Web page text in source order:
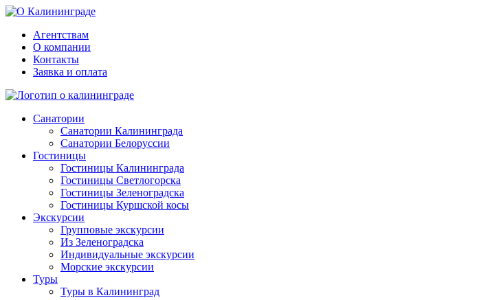
Агентствам
О компании
Контакты
Заявка и оплата
Санатории
Санатории Калининграда
Санатории Белоруссии
Гостиницы
Гостиницы Калининграда
Гостиницы Светлогорска
Гостиницы Зеленоградска
Гостиницы Куршской косы
Экскурсии
Групповые экскурсии
Из Зеленоградска
Индивидуальные экскурсии
Морские экскурсии
Туры
Туры в Калининград